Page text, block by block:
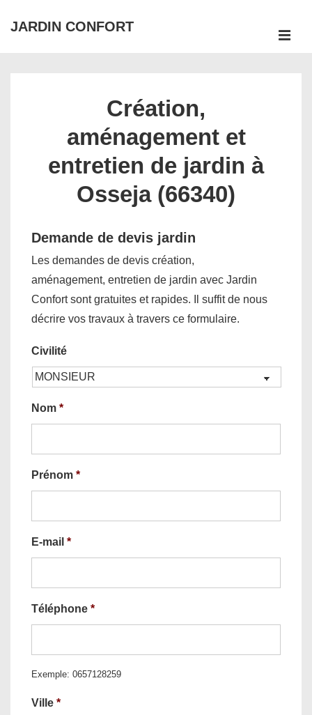
passer
JARDIN CONFORT
Création,
aménagement et
entretien de jardin à
Osseja (66340)
Demande de devis jardin
Les demandes de devis création,
aménagement, entretien de jardin avec Jardin
Confort sont gratuites et rapides. Il suffit de nous
décrire vos travaux à travers ce formulaire.
Civilité
Nom *
Prénom *
E-mail *
Téléphone *
Exemple: 0657128259
Ville *